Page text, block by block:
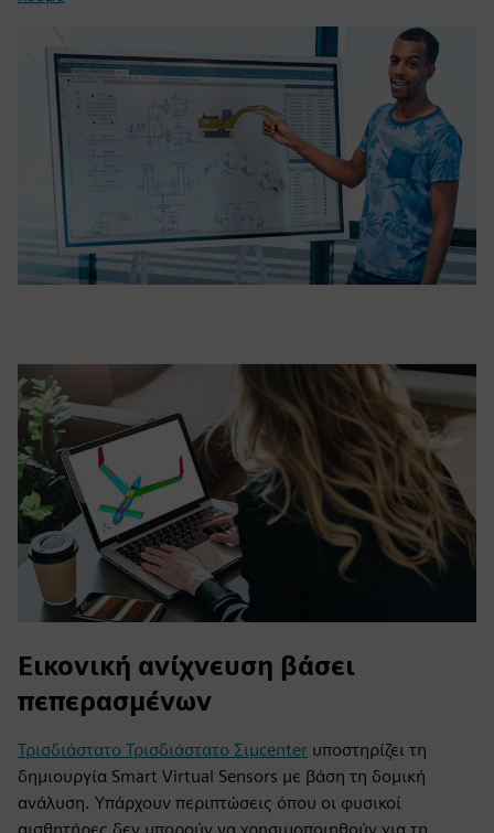
Εικονική ανίχνευση βάσει
πεπερασμένων
Τρισδιάστατο Τρισδιάστατο Σιμcenter υποστηρίζει τη
δημιουργία Smart Virtual Sensors με βάση τη δομική
ανάλυση. Υπάρχουν περιπτώσεις όπου οι φυσικοί